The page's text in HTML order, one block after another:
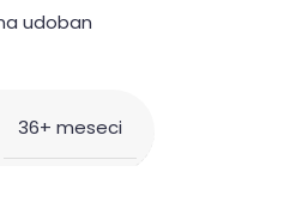
udoban
36+ meseci